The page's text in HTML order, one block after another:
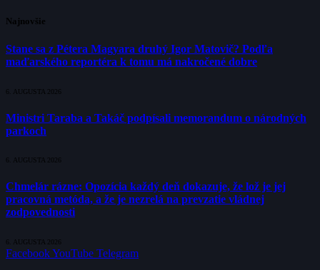
Najnovšie
Stane sa z Pétera Magyara druhý Igor Matovič? Podľa
maďarského reportéra k tomu má nakročené dobre
6. AUGUSTA 2026
Ministri Taraba a Takáč podpísali memorandum o národných
parkoch
6. AUGUSTA 2026
Chmelár rázne: Opozícia každý deň dokazuje, že lož je jej
pracovná metóda, a že je nezrelá na prevzatie vládnej
zodpovednosti
6. AUGUSTA 2026
FacebookYouTube Telegram